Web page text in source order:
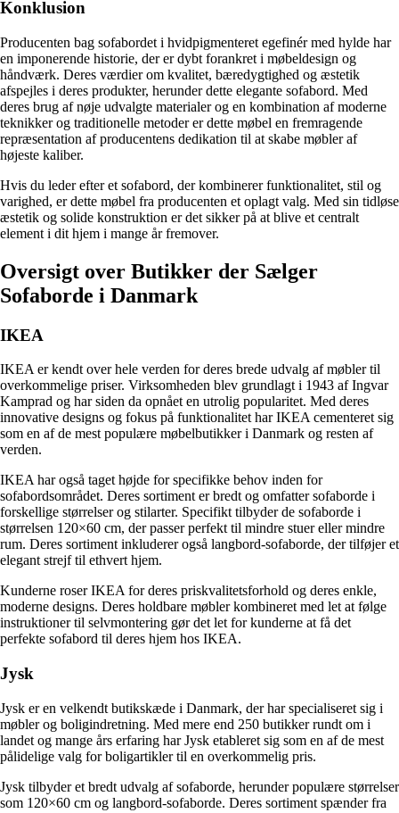
Konklusion
Producenten bag sofabordet i hvidpigmenteret egefinér med hylde har
en imponerende historie, der er dybt forankret i møbeldesign og
håndværk. Deres værdier om kvalitet, bæredygtighed og æstetik
afspejles i deres produkter, herunder dette elegante sofabord. Med
deres brug af nøje udvalgte materialer og en kombination af moderne
teknikker og traditionelle metoder er dette møbel en fremragende
repræsentation af producentens dedikation til at skabe møbler af
højeste kaliber.
Hvis du leder efter et sofabord, der kombinerer funktionalitet, stil og
varighed, er dette møbel fra producenten et oplagt valg. Med sin tidløse
æstetik og solide konstruktion er det sikker på at blive et centralt
element i dit hjem i mange år fremover.
Oversigt over Butikker der Sælger
Sofaborde i Danmark
IKEA
IKEA er kendt over hele verden for deres brede udvalg af møbler til
overkommelige priser. Virksomheden blev grundlagt i 1943 af Ingvar
Kamprad og har siden da opnået en utrolig popularitet. Med deres
innovative designs og fokus på funktionalitet har IKEA cementeret sig
som en af de mest populære møbelbutikker i Danmark og resten af
verden.
IKEA har også taget højde for specifikke behov inden for
sofabordsområdet. Deres sortiment er bredt og omfatter sofaborde i
forskellige størrelser og stilarter. Specifikt tilbyder de sofaborde i
størrelsen 120×60 cm, der passer perfekt til mindre stuer eller mindre
rum. Deres sortiment inkluderer også langbord-sofaborde, der tilføjer et
elegant strejf til ethvert hjem.
Kunderne roser IKEA for deres priskvalitetsforhold og deres enkle,
moderne designs. Deres holdbare møbler kombineret med let at følge
instruktioner til selvmontering gør det let for kunderne at få det
perfekte sofabord til deres hjem hos IKEA.
Jysk
Jysk er en velkendt butikskæde i Danmark, der har specialiseret sig i
møbler og boligindretning. Med mere end 250 butikker rundt om i
landet og mange års erfaring har Jysk etableret sig som en af de mest
pålidelige valg for boligartikler til en overkommelig pris.
Jysk tilbyder et bredt udvalg af sofaborde, herunder populære størrelser
som 120×60 cm og langbord-sofaborde. Deres sortiment spænder fra